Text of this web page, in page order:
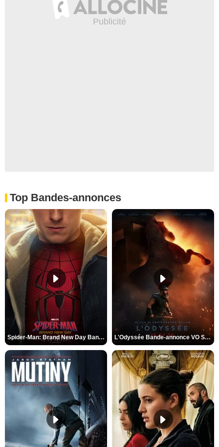
Top Bandes-annonces
Spider-Man: Brand New Day Bande-annonce VO STFR L'Odyssée Bande-annonce VO STFR